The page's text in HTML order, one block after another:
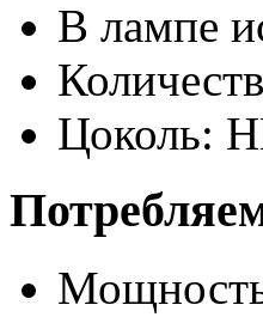
В лампе
Цоколь: